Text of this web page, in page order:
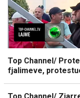
Top Channel/
fjalimeve,